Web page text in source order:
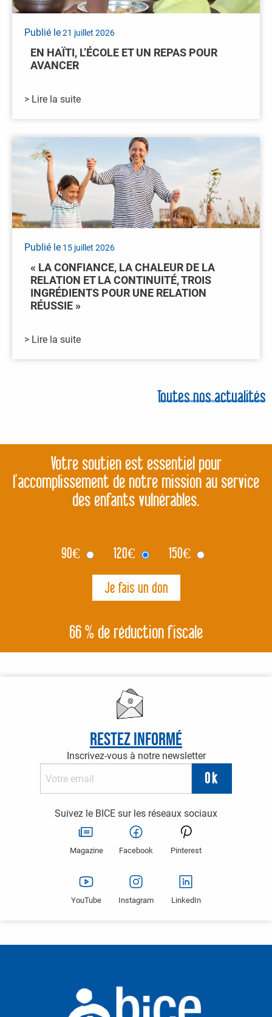
Publié le21 juillet 2026
EN HAÏTI, L’ÉCOLE ET UN REPAS POUR
AVANCER
> Lire la suite
Publié le 15 juillet 2026
« LA CONFIANCE, LA CHALEUR DE LA
RELATION ET LA CONTINUITÉ, TROIS
INGRÉDIENTS POUR UNE RELATION
RÉUSSIE »
> Lire la suite
Toutes nos actualités
Votre soutien est essentiel pour
l’accomplissement de notre mission au service
des enfants vulnérables.
90€ 120€ 150€
66 % de réduction fiscale
Restez informé
Inscrivez-vous à notre newsletter
Suivez le BICE sur les réseaux sociaux
Magazine Facebook Pinterest
YouTube Instagram LinkedIn